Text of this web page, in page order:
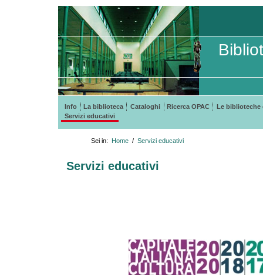
Info La biblioteca Cataloghi Ricerca OPAC
Le biblioteche
Servizi educativi
Sei in: Home /Servizi educativi
Servizi educativi